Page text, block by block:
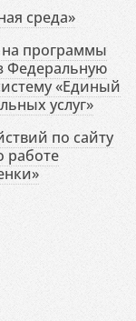
среда»
программы
Федеральную
«Единый
услуг»
по сайту
работе